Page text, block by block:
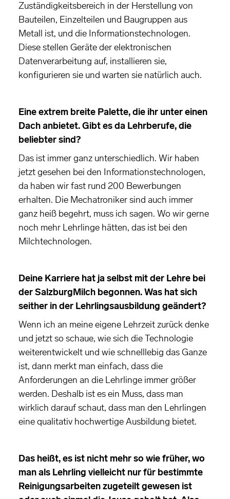
Zuständigkeitsbereich in der Herstellung von
Bauteilen, Einzelteilen und Baugruppen aus
Metall ist, und die Informationstechnologen.
Diese stellen Geräte der elektronischen
Datenverarbeitung auf, installieren sie,
konfigurieren sie und warten sie natürlich auch.
Eine extrem breite Palette, die ihr unter einen
Dach anbietet. Gibt es da Lehrberufe, die
beliebter sind?
Das ist immer ganz unterschiedlich. Wir haben
jetzt gesehen bei den Informationstechnologen,
da haben wir fast rund 200 Bewerbungen
erhalten. Die Mechatroniker sind auch immer
ganz heiß begehrt, muss ich sagen. Wo wir gerne
noch mehr Lehrlinge hätten, das ist bei den
Milchtechnologen.
Deine Karriere hat ja selbst mit der Lehre bei
der SalzburgMilch begonnen. Was hat sich
seither in der Lehrlingsausbildung geändert?
Wenn ich an meine eigene Lehrzeit zurück denke
und jetzt so schaue, wie sich die Technologie
weiterentwickelt und wie schnelllebig das Ganze
ist, dann merkt man einfach, dass die
Anforderungen an die Lehrlinge immer größer
werden. Deshalb ist es ein Muss, dass man
wirklich darauf schaut, dass man den Lehrlingen
eine qualitativ hochwertige Ausbildung bietet.
Das heißt, es ist nicht mehr so wie früher, wo
man als Lehrling vielleicht nur für bestimmte
Reinigungsarbeiten zugeteilt gewesen ist